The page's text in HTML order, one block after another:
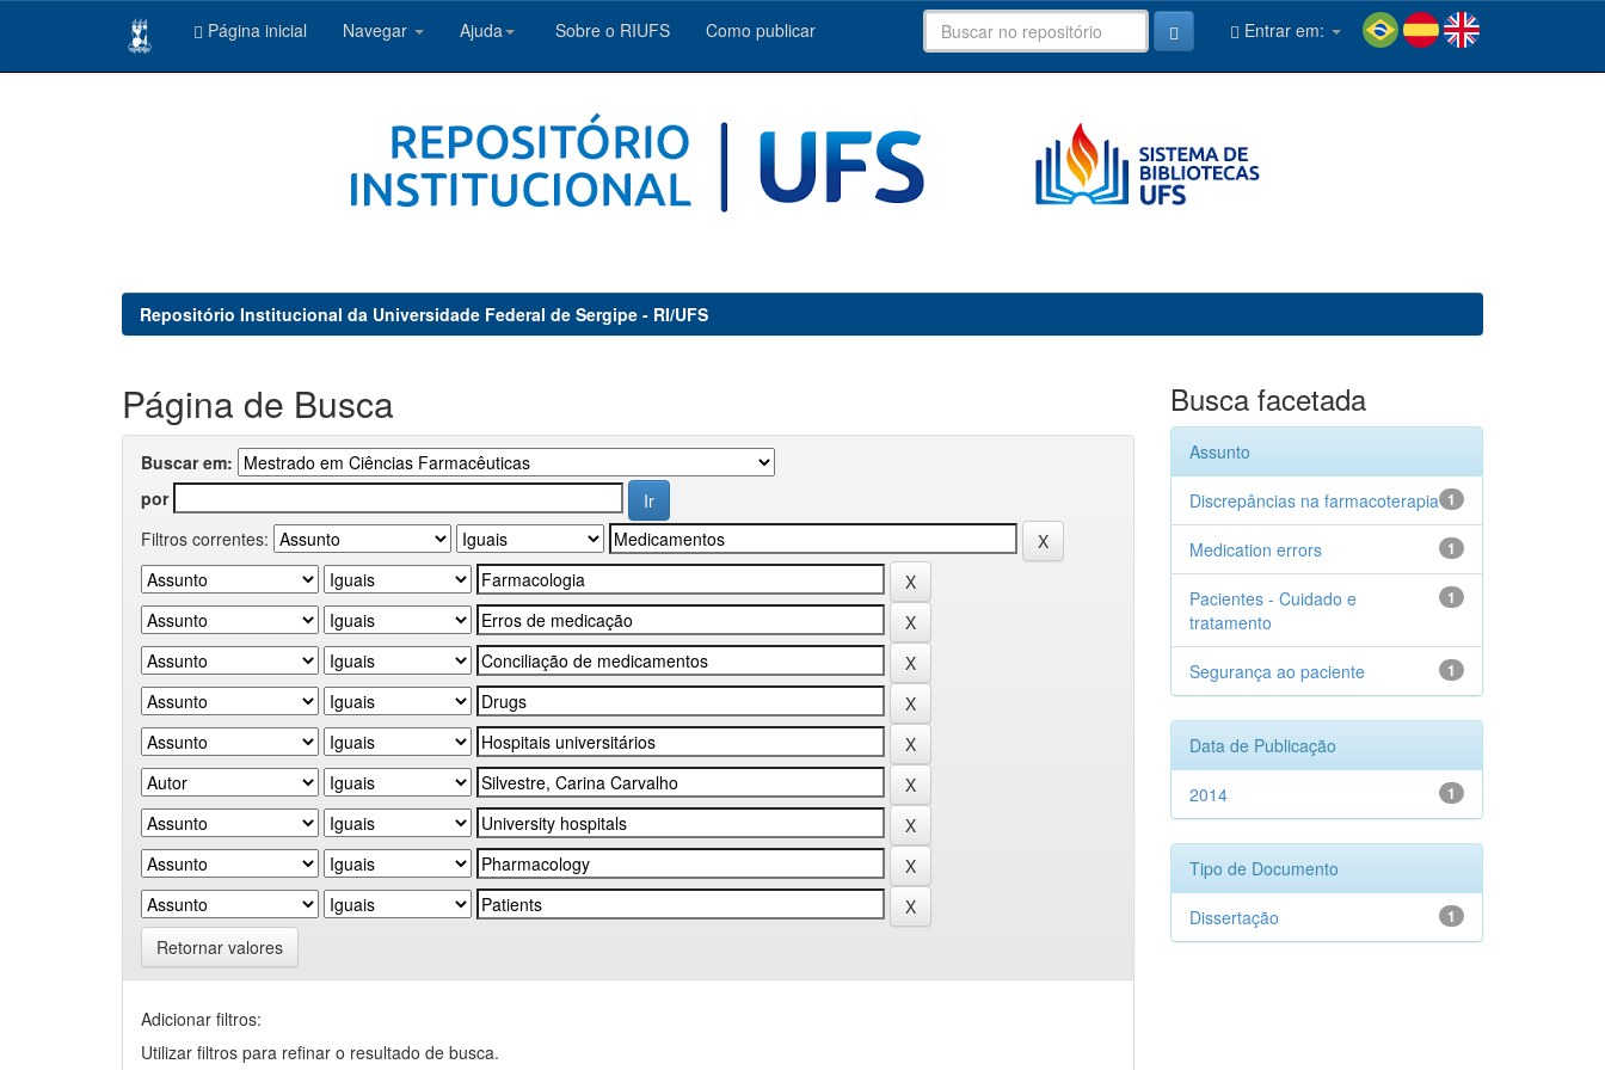
Página inicial Navegar Ajuda Sobre o RIUFS Como publicar Entrar em:
Repositório Institucional da Universidade Federal de Sergipe - RI/UFS
Página de Busca
Buscar em:
por
Filtros correntes:
Retornar valores
Adicionar filtros:
Utilizar filtros para refinar o resultado de busca.
Busca facetada
Assunto
1
Discrepâncias na farmacoterapia
1
Medication errors
1
Pacientes - Cuidado e
tratamento
1
Segurança ao paciente
Data de Publicação
1
2014
Tipo de Documento
1
Dissertação